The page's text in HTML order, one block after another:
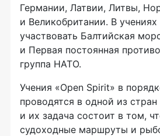
Германии, Латвии, Литвы,
и Великобритании. В
участвовать Балтийская
и Первая постоянная
группа НАТО.
Учения «Open Spirit» в
проводятся в одной из стран
и их задача состоит в том,
судоходные маршруты и